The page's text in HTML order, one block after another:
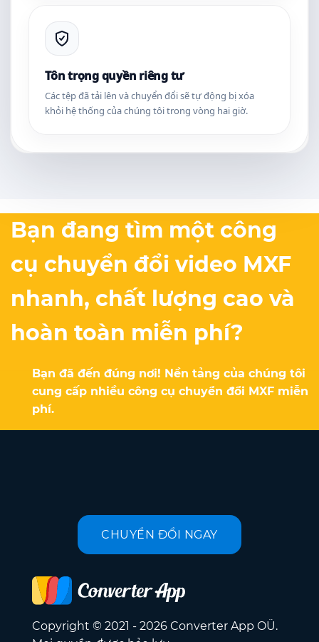
Tôn trọng quyền riêng tư
Các tệp đã tải lên và chuyển đổi sẽ tự động bị xóa
khỏi hệ thống của chúng tôi trong vòng hai giờ.
Bạn đang tìm một công
cụ chuyển đổi video MXF
nhanh, chất lượng cao và
hoàn toàn miễn phí?
Bạn đã đến đúng nơi! Nền tảng của chúng tôi
cung cấp nhiều công cụ chuyển đổi MXF miễn
phí.
CHUYỂN ĐỔI NGAY
Copyright © 2021 - 2026 Converter App OÜ.